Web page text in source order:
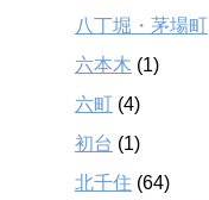
八丁堀・茅場町
六本木 (1)
六町 (4)
初台 (1)
北千住 (64)